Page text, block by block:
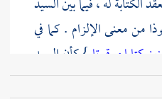
من معنى الإلزام . كما في
كتابا موقوتا } كأن السيد
. والعبد ألزم نفسه الأداء